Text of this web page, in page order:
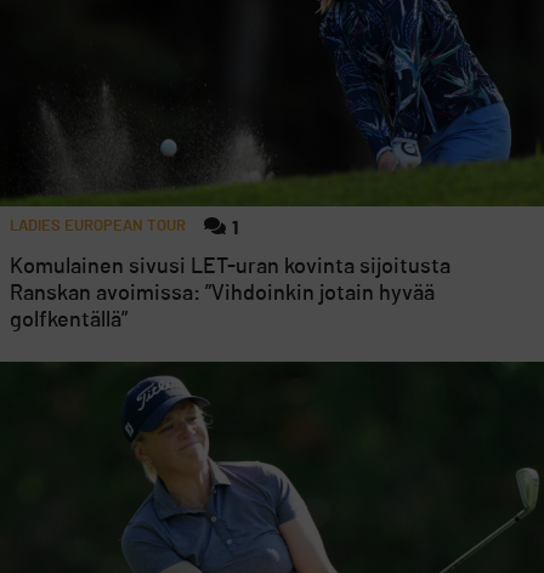
LADIES EUROPEAN TOUR 1
Komulainen sivusi LET-uran kovinta sijoitusta
Ranskan avoimissa: ”Vihdoinkin jotain hyvää
golfkentällä”